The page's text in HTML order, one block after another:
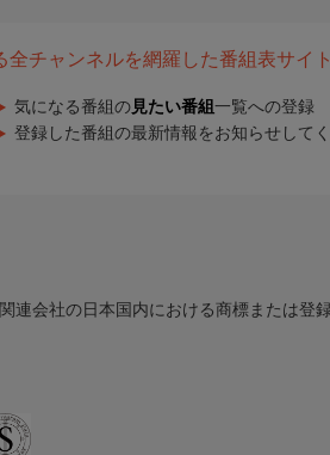
チャンネルを網羅した番組表サイト
気になる番組の 見たい番組 一覧への登録
登録した番組の最新情報をお知らせして
連会社の日本国内における商標または登録